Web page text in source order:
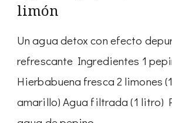
limón
Un agua detox con efecto
refrescante Ingredientes 1
Hierbabuena fresca 2 limones
amarillo) Agua filtrada (1 litro)